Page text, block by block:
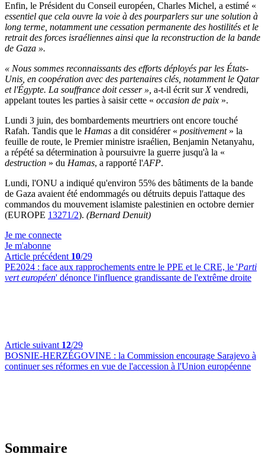
Enfin, le Président du Conseil européen, Charles Michel, a estimé «
essentiel que cela ouvre la voie à des pourparlers sur une solution à
long terme, notamment une cessation permanente des hostilités et le
retrait des forces israéliennes ainsi que la reconstruction de la bande
de Gaza ».
« Nous sommes reconnaissants des efforts déployés par les États-
Unis, en coopération avec des partenaires clés, notamment le Qatar
et l'Égypte. La souffrance doit cesser », a-t-il écrit sur Xvendredi,
appelant toutes les parties à saisir cette « occasion de paix ».
Lundi 3 juin, des bombardements meurtriers ont encore touché
Rafah. Tandis que le Hamas a dit considérer « positivement » la
feuille de route, le Premier ministre israélien, Benjamin Netanyahu,
a répété sa détermination à poursuivre la guerre jusqu'à la «
destruction » du Hamas, a rapporté l'AFP.
Lundi, l'ONU a indiqué qu'environ 55% des bâtiments de la bande
de Gaza avaient été endommagés ou détruits depuis l'attaque des
commandos du mouvement islamiste palestinien en octobre dernier
(EUROPE 13271/2). (Bernard Denuit)
Je me connecte
Je m'abonne
Article précédent 10/29
PE2024 : face aux rapprochements entre le PPE et le CRE, le 'Parti
vert européen' dénonce l'influence grandissante de l'extrême droite
Article suivant 12/29
BOSNIE-HERZÉGOVINE : la Commission encourage Sarajevo à
continuer ses réformes en vue de l'accession à l'Union européenne
Sommaire